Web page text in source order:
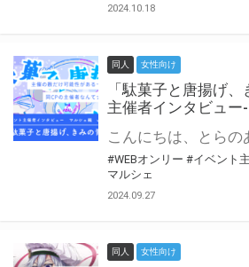
2024.10.18
同人 女性向け
「駄菓子と唐揚げ
主催者インタビュー
#WEBオンリー #イベント
マルシェ
2024.09.27
同人 女性向け